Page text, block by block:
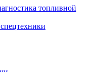
топливной